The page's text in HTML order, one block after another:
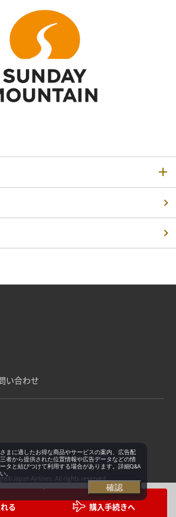
購入手続きへ
い合わせ
Airlines. All rights reserved.
まに適したお得な商品やサービスの案内、広告配
者から提供された位置情報や広告データなどの情
タと結びつけて利用する場合があります。詳細Q&A
。
確認